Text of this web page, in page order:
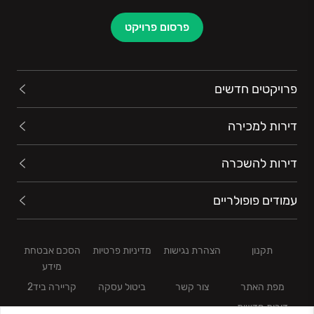
בחלק מן הפרויקטים פועלת החברה באמצעות שותפויות
עסקיות עם חברות מובילות, כגון: ע. לוזון נכסים והשקעות
ישראל להשקעות, קבוצת אביב,מגדלים ב.ר ייזום ובנייה,
ישראל, התבססותה בתחום הנדל”ן והכרת השוק לעומקו,
מובילים את החברה לאיתור הזדמנויות עסקיות בתחום
הנדל”ן בארץ ובחו”ל, במטרה לחדש ולהרחיב את תחומי
פעילותה ולהמשיך להציע פתרונות איכותיים ומתקדמים
לשביעות רצונם המוחלטת של לקוחותיה.
פרסום פרויקט
פרויקטים חדשים
דירות למכירה
דירות להשכרה
עמודים פופולריים
תקנון הצהרת נגישות מדיניות פרטיות
הסכם אבטחת
מידע
מפת האתר
צור קשר ביטול עסקה
קריירה ביד2
דירות חדשות